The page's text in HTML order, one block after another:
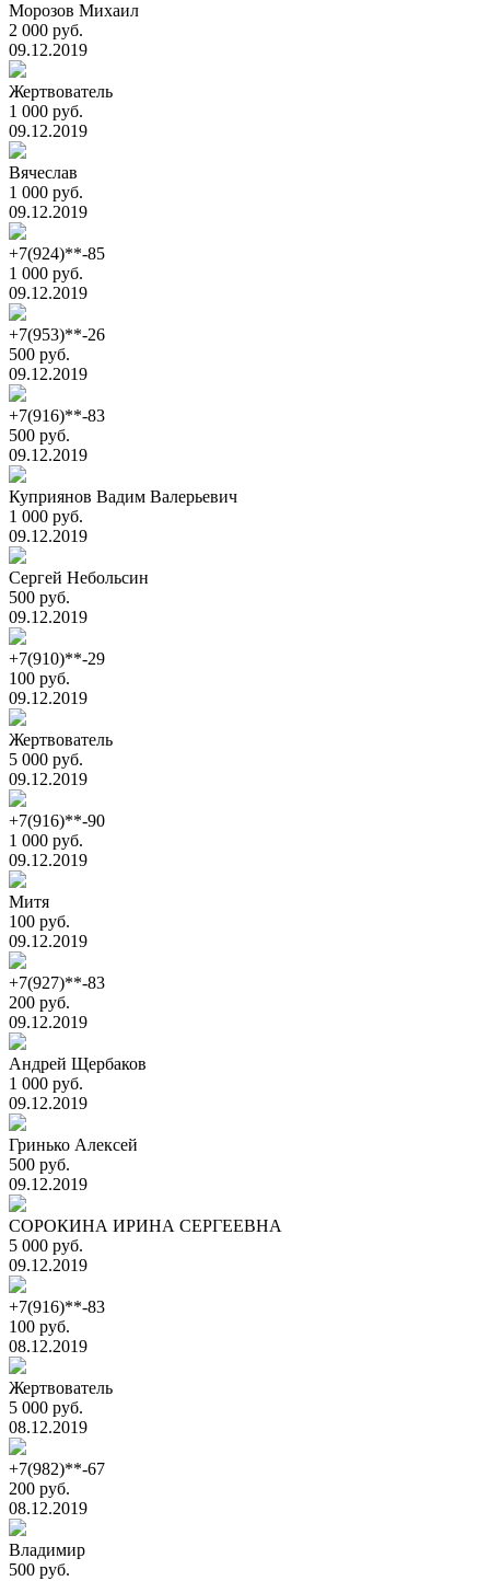
Морозов Михаил
2 000 руб.
09.12.2019
Жертвователь
1 000 руб.
09.12.2019
Вячеслав
1 000 руб.
09.12.2019
+7(924)**-85
1 000 руб.
09.12.2019
+7(953)**-26
500 руб.
09.12.2019
+7(916)**-83
500 руб.
09.12.2019
Куприянов Вадим Валерьевич
1 000 руб.
09.12.2019
Сергей Небольсин
500 руб.
09.12.2019
+7(910)**-29
100 руб.
09.12.2019
Жертвователь
5 000 руб.
09.12.2019
+7(916)**-90
1 000 руб.
09.12.2019
Митя
100 руб.
09.12.2019
+7(927)**-83
200 руб.
09.12.2019
Андрей Щербаков
1 000 руб.
09.12.2019
Гринько Алексей
500 руб.
09.12.2019
СОРОКИНА ИРИНА СЕРГЕЕВНА
5 000 руб.
09.12.2019
+7(916)**-83
100 руб.
08.12.2019
Жертвователь
5 000 руб.
08.12.2019
+7(982)**-67
200 руб.
08.12.2019
Владимир
500 руб.